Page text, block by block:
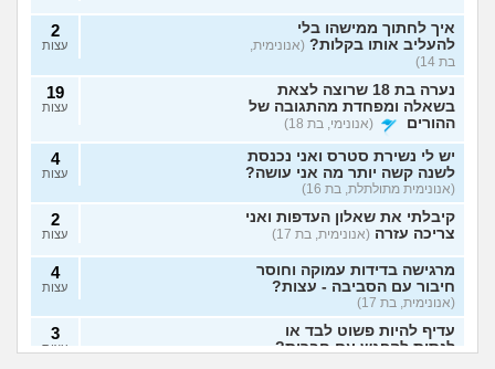
איך לחתוך ממישהו בלי
להעליב אותו בקלות? (אנונימית,
בת 14)
2
עצות
נערה בת 18 שרוצה לצאת
בשאלה ומפחדת מהתגובה של
ההורים
(אנונימי, בת 18)
19
עצות
יש לי נשירת סטרס ואני נכנסת
לשנה קשה יותר מה אני עושה?
(אנונימית מתולתלת, בת 16)
4
עצות
קיבלתי את שאלון העדפות ואני
צריכה עזרה (אנונימית, בת 17)
2
עצות
מרגישה בדידות עמוקה וחוסר
חיבור עם הסביבה - עצות?
(אנונימית, בת 17)
4
עצות
עדיף להיות פשוט לבד או
לנסות להפגש עם חברות?
3
עצות
האם כל בני האדם
האם לצאת למסע